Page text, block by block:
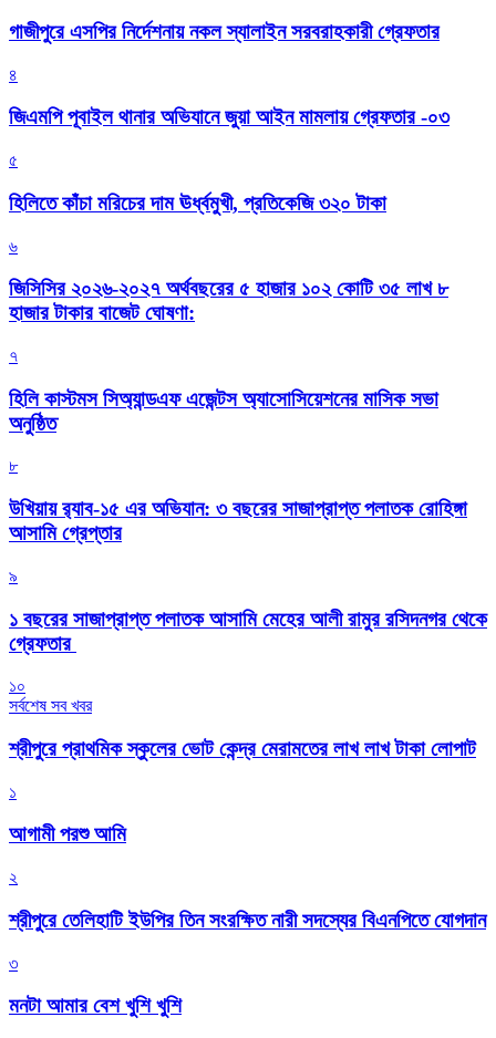
গাজীপুরে এসপির নির্দেশনায় নকল স্যালাইন সরবরাহকারী গ্রেফতার
৪
জিএমপি পূবাইল থানার অভিযানে জুয়া আইন মামলায় গ্রেফতার -০৩
৫
হিলিতে কাঁচা মরিচের দাম ঊর্ধ্বমুখী, প্রতিকেজি ৩২০ টাকা
৬
জিসিসির ২০২৬-২০২৭ অর্থবছরের ৫ হাজার ১০২ কোটি ৩৫ লাখ ৮
হাজার টাকার বাজেট ঘোষণা:
৭
হিলি কাস্টমস সিঅ্যান্ডএফ এজেন্টস অ্যাসোসিয়েশনের মাসিক সভা
অনুষ্ঠিত
৮
উখিয়ায় র‍্যাব-১৫ এর অভিযান: ৩ বছরের সাজাপ্রাপ্ত পলাতক রোহিঙ্গা
আসামি গ্রেপ্তার
৯
১ বছরের সাজাপ্রাপ্ত পলাতক আসামি মেহের আলী রামুর রসিদনগর থেকে
গ্রেফতার ‎
১০
সর্বশেষ সব খবর
শ্রীপুরে প্রাথমিক স্কুলের ভোট কেন্দ্র মেরামতের লাখ লাখ টাকা লোপাট
১
আগামী পরশু আমি
২
শ্রীপুরে তেলিহাটি ইউপির তিন সংরক্ষিত নারী সদস্যের বিএনপিতে যোগদান
৩
মনটা আমার বেশ খুশি খুশি